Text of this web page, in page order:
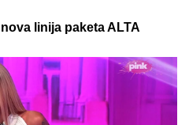
linija paketa ALTA